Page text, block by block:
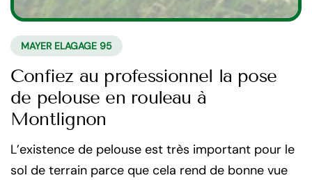
MAYER ELAGAGE 95
Confiez au professionnel la pose
de pelouse en rouleau à
Montlignon
L’existence de pelouse est très important pour le
sol de terrain parce que cela rend de bonne vue